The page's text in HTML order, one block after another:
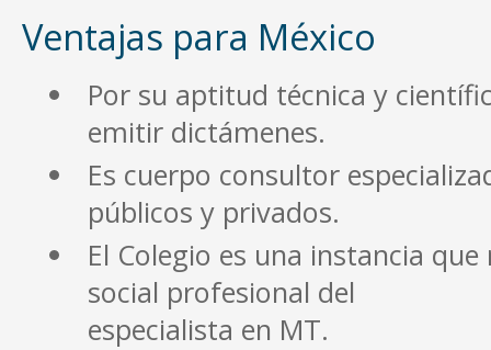
Ventajas para México
Por su aptitud técnica y
emitir dictámenes.
Es cuerpo consultor
públicos y privados.
El Colegio es una instancia
social profesional del
especialista en MT.